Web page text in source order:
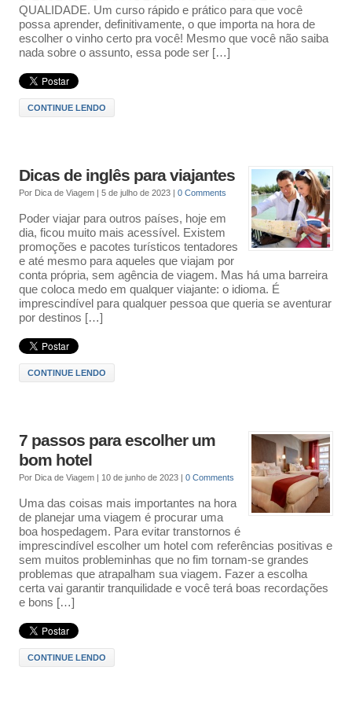
QUALIDADE. Um curso rápido e prático para que você
possa aprender, definitivamente, o que importa na hora de
escolher o vinho certo pra você! Mesmo que você não saiba
nada sobre o assunto, essa pode ser […]
CONTINUE LENDO
Dicas de inglês para viajantes
Por Dica de Viagem| 5 de julho de 2023 0 Comments
Poder viajar para outros países, hoje em
dia, ficou muito mais acessível. Existem
promoções e pacotes turísticos tentadores
e até mesmo para aqueles que viajam por
conta própria, sem agência de viagem. Mas há uma barreira
que coloca medo em qualquer viajante: o idioma. É
imprescindível para qualquer pessoa que queria se aventurar
por destinos […]
CONTINUE LENDO
7 passos para escolher um
bom hotel
Por Dica de Viagem| 10 de junho de 2023 0 Comments
Uma das coisas mais importantes na hora
de planejar uma viagem é procurar uma
boa hospedagem. Para evitar transtornos é
imprescindível escolher um hotel com referências positivas e
sem muitos probleminhas que no fim tornam-se grandes
problemas que atrapalham sua viagem. Fazer a escolha
certa vai garantir tranquilidade e você terá boas recordações
e bons […]
CONTINUE LENDO